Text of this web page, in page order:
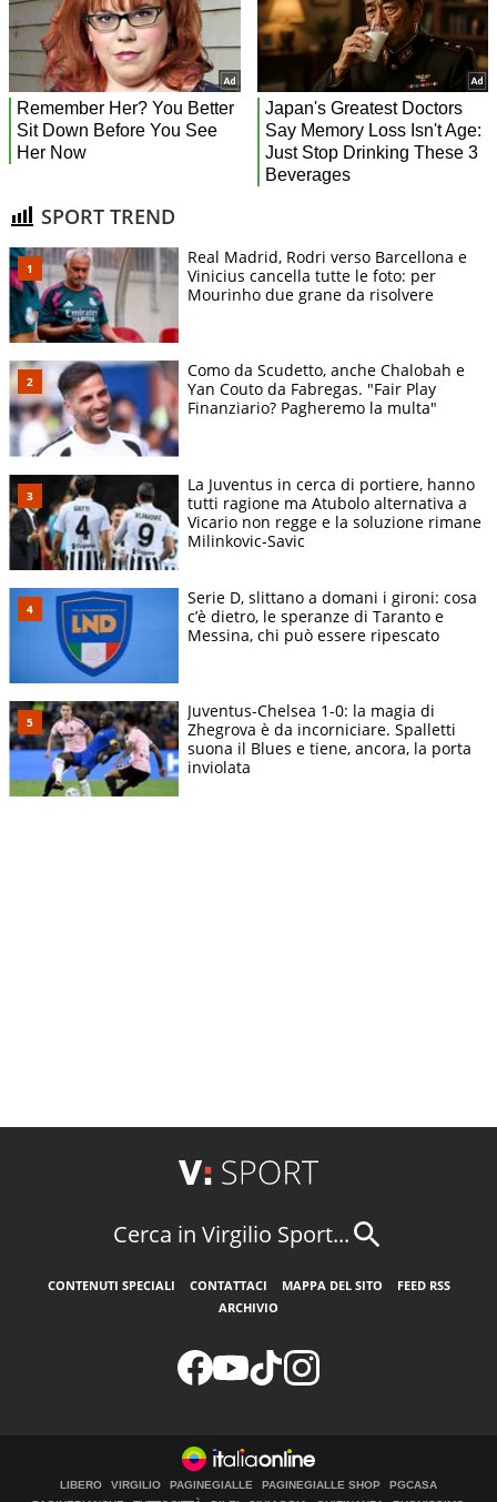
SPORT TREND
Real Madrid, Rodri verso Barcellona e
Vinicius cancella tutte le foto: per
Mourinho due grane da risolvere
Como da Scudetto, anche Chalobah e
Yan Couto da Fabregas. "Fair Play
Finanziario? Pagheremo la multa"
La Juventus in cerca di portiere, hanno
tutti ragione ma Atubolo alternativa a
Vicario non regge e la soluzione rimane
Milinkovic-Savic
Serie D, slittano a domani i gironi: cosa
c’è dietro, le speranze di Taranto e
Messina, chi può essere ripescato
Juventus-Chelsea 1-0: la magia di
Zhegrova è da incorniciare. Spalletti
suona il Blues e tiene, ancora, la porta
inviolata
Cerca in Virgilio Sport...
CONTENUTI SPECIALI CONTATTACI MAPPA DEL SITO
FEED RSS
ARCHIVIO
LIBERO VIRGILIO PAGINEGIALLE PAGINEGIALLE SHOP
PGCASA